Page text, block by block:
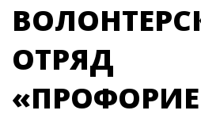
ОТРЯД